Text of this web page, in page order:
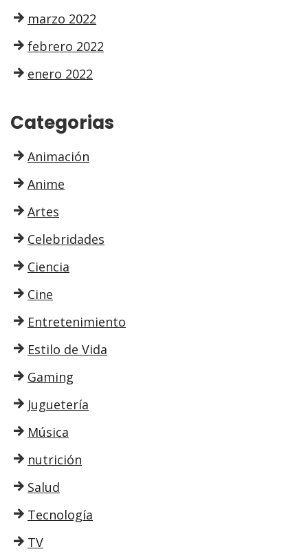
marzo 2022
febrero 2022
enero 2022
Categorias
Animación
Anime
Artes
Celebridades
Ciencia
Cine
Entretenimiento
Estilo de Vida
Gaming
Juguetería
Música
nutrición
Salud
Tecnología
TV